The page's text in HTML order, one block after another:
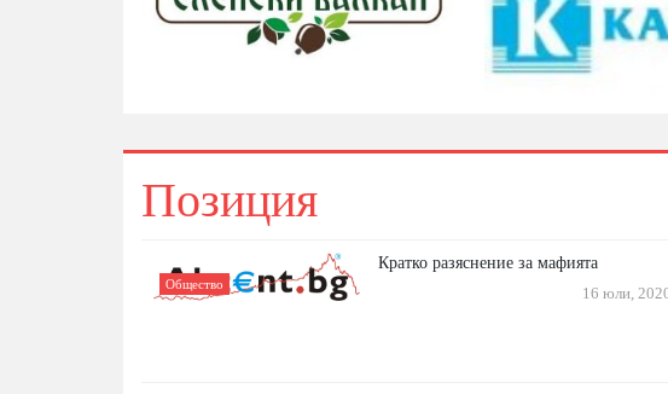
Позиция
Общество
Кратко разяснение за мафията
16 юли,